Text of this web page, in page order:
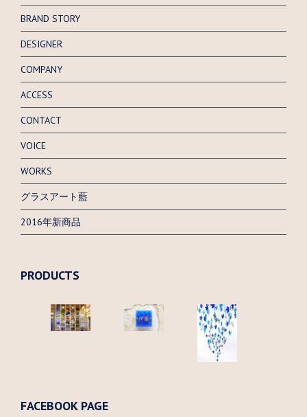
BRAND STORY
DESIGNER
COMPANY
ACCESS
CONTACT
VOICE
WORKS
グラスアート藍
2016年新商品
PRODUCTS
FACEBOOK PAGE